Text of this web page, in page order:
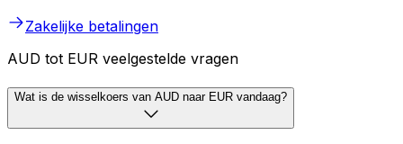
Zakelijke betalingen
AUD tot EUR veelgestelde vragen
Wat is de wisselkoers van AUD naar EUR vandaag?